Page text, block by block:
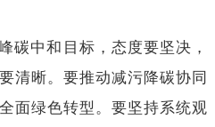
碳中和目标，态度要坚决，
清晰。要推动减污降碳协同
面绿色转型。要坚持系统观